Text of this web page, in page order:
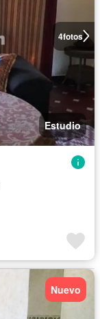
4fotos
Estudio
Nuevo